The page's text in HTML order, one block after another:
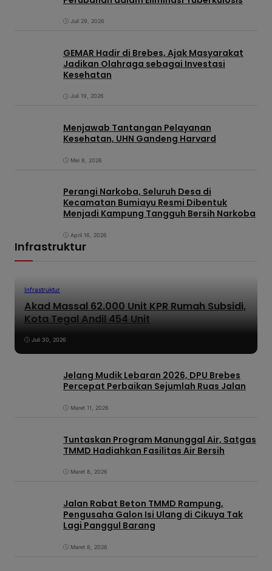
Juli 29, 2026
GEMAR Hadir di Brebes, Ajak Masyarakat
Jadikan Olahraga sebagai Investasi
Kesehatan
Juli 19, 2026
Menjawab Tantangan Pelayanan
Kesehatan, UHN Gandeng Harvard
Mei 8, 2026
Perangi Narkoba, Seluruh Desa di
Kecamatan Bumiayu Resmi Dibentuk
Menjadi Kampung Tangguh Bersih Narkoba
April 16, 2026
Infrastruktur
Infrastruktur
Akad Massal 62.000 Unit KPR Rumah Subsidi,
Kota Tegal Andil 454 Unit
Juli 30, 2026
Jelang Mudik Lebaran 2026, DPU Brebes
Percepat Perbaikan Sejumlah Ruas Jalan
Maret 11, 2026
Tuntaskan Program Manunggal Air, Satgas
TMMD Hadiahkan Fasilitas Air Bersih
Maret 8, 2026
Jalan Rabat Beton TMMD Rampung,
Pengusaha Galon Isi Ulang di Cikuya Tak
Lagi Panggul Barang
Maret 8, 2026